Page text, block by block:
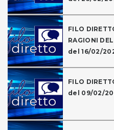
FILO
RAGIONI
del 16/02/
FILO
del 09/02/